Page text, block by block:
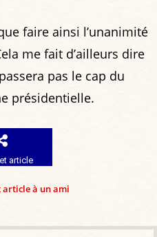
faire ainsi l’unanimité
me fait d’ailleurs dire
pas le cap du
présidentielle.
article
article à un ami